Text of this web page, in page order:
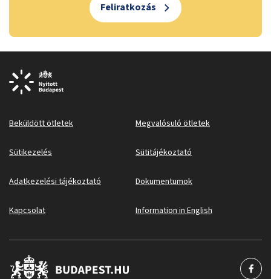
Feliratkozás
Beküldött ötletek Megvalósuló ötletek
Sütikezelés Sütitájékoztató
Adatkezelési tájékoztató Dokumentumok
Kapcsolat Information in English